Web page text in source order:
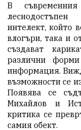
В
интелект, който
влогъри, така и
създават
различни
информация.
възможности се
Появява се
Михайлов и
критика се
самия обект.